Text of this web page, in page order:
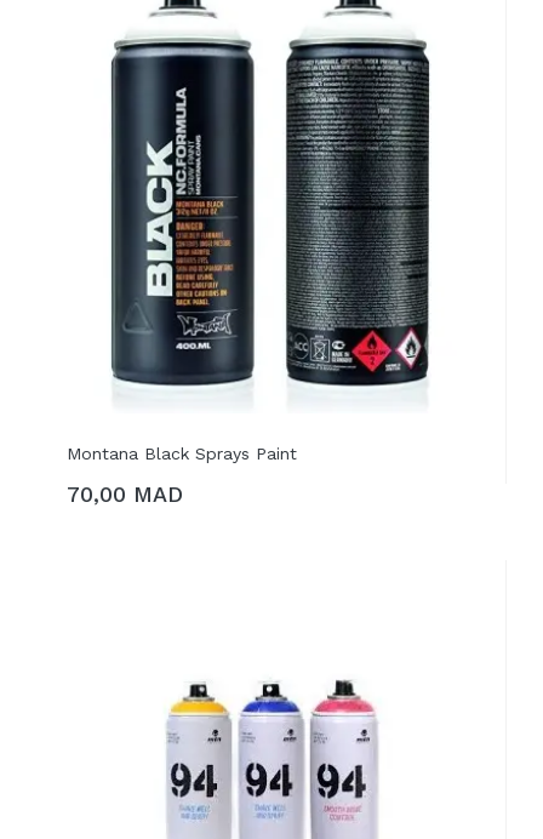
Montana Black Sprays Paint
70,00 MAD